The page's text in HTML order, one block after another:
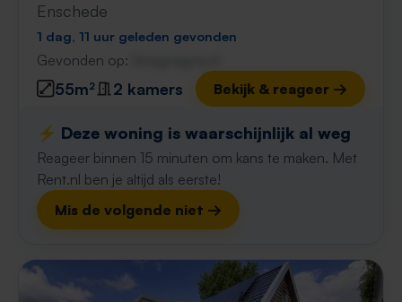
Enschede
1 dag, 11 uur geleden gevonden
Gevonden op:
55m² 2 kamers Bekijk & reageer →
⚡️ Deze woning is waarschijnlijk al weg
Reageer binnen 15 minuten om kans te maken. Met
Rent.nl ben je altijd als eerste!
Mis de volgende niet →